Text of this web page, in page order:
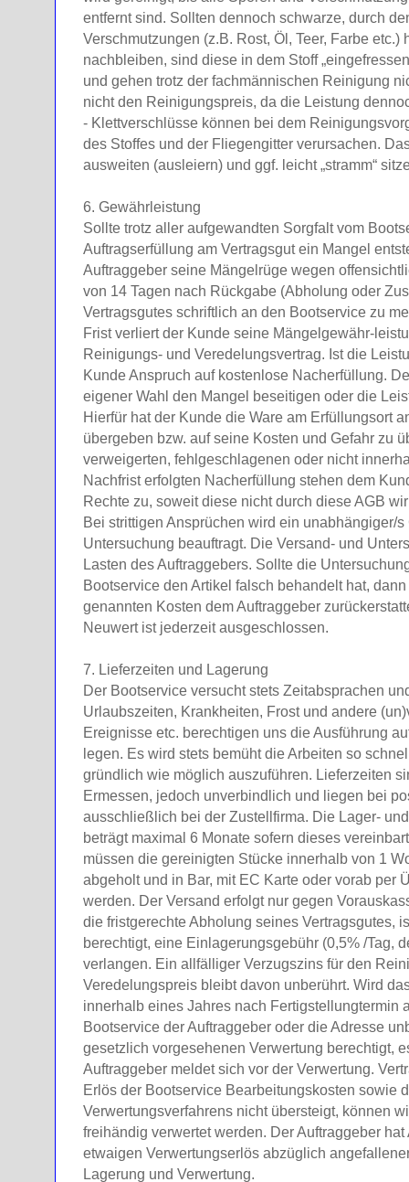
entfernt sind. Sollten dennoch schwarze, durch
Verschmutzungen (z.B. Rost, Öl, Teer, Farbe etc.)
nachbleiben, sind diese in dem Stoff
und gehen trotz der fachmännischen Reinigung
nicht den Reinigungspreis, da die Leistung
- Klettverschlüsse können bei dem
des Stoffes und der Fliegengitter verursachen.
ausweiten (ausleiern) und ggf. leicht „stramm“
6. Gewährleistung
Sollte trotz aller aufgewandten Sorgfalt vom
Auftragserfüllung am Vertragsgut ein Mangel
Auftraggeber seine Mängelrüge wegen
von 14 Tagen nach Rückgabe (Abholung oder
Vertragsgutes schriftlich an den Bootservice zu
Frist verliert der Kunde seine Mängelgewähr-
Reinigungs- und Veredelungsvertrag. Ist die
Kunde Anspruch auf kostenlose Nacherfüllung.
eigener Wahl den Mangel beseitigen oder die
Hierfür hat der Kunde die Ware am Erfüllungsort
übergeben bzw. auf seine Kosten und Gefahr zu
verweigerten, fehlgeschlagenen oder nicht
Nachfrist erfolgten Nacherfüllung stehen dem
Rechte zu, soweit diese nicht durch diese AGB
Bei strittigen Ansprüchen wird ein unabhängiger/s
Untersuchung beauftragt. Die Versand- und
Lasten des Auftraggebers. Sollte die
Bootservice den Artikel falsch behandelt hat,
genannten Kosten dem Auftraggeber
Neuwert ist jederzeit ausgeschlossen.
7. Lieferzeiten und Lagerung
Der Bootservice versucht stets Zeitabsprachen
Urlaubszeiten, Krankheiten, Frost und andere
Ereignisse etc. berechtigen uns die Ausführung
legen. Es wird stets bemüht die Arbeiten so
gründlich wie möglich auszuführen. Lieferzeiten
Ermessen, jedoch unverbindlich und liegen bei
ausschließlich bei der Zustellfirma. Die Lager-
beträgt maximal 6 Monate sofern dieses
müssen die gereinigten Stücke innerhalb von 1
abgeholt und in Bar, mit EC Karte oder vorab per
werden. Der Versand erfolgt nur gegen
die fristgerechte Abholung seines Vertragsgutes,
berechtigt, eine Einlagerungsgebühr (0,5% /Tag,
verlangen. Ein allfälliger Verzugszins für den
Veredelungspreis bleibt davon unberührt. Wird
innerhalb eines Jahres nach Fertigstellungtermin
Bootservice der Auftraggeber oder die Adresse
gesetzlich vorgesehenen Verwertung berechtigt,
Auftraggeber meldet sich vor der Verwertung.
Erlös der Bootservice Bearbeitungskosten sowie
Verwertungsverfahrens nicht übersteigt, können
freihändig verwertet werden. Der Auftraggeber
etwaigen Verwertungserlös abzüglich
Lagerung und Verwertung.